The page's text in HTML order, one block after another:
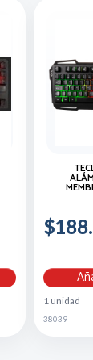
1 unidad
38039